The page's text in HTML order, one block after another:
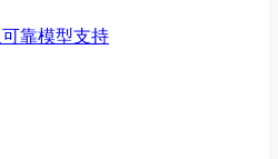
靠模型支持